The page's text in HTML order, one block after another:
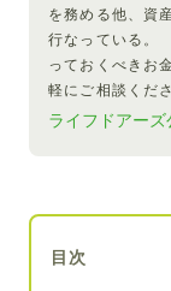
を務める他、資
行なっている。
っておくべきお
軽にご相談くだ
ライフドアー
目次